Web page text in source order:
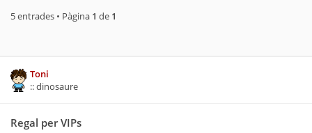
5 entrades • Pàgina 1 de 1
Toni
:: dinosaure
Regal per VIPs